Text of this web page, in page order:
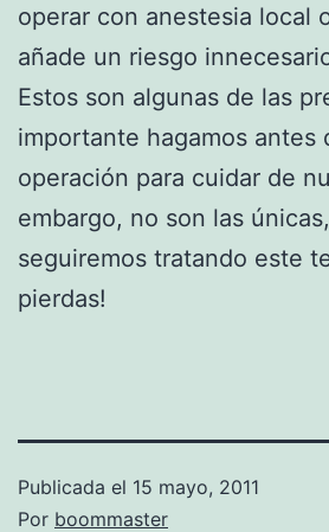
operar con anestesia local
añade un riesgo
Estos son algunas de las
importante hagamos antes
operación para cuidar de
embargo, no son las
seguiremos tratando este
pierdas!
Publicada el 15 mayo, 2011
Por boommaster